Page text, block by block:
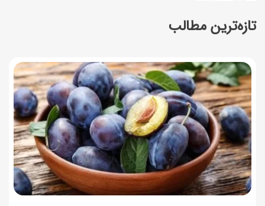
تازه‌ترین مطالبطرز تهیه پنکیک با شیره انگور؛ صبحانه‌ای سالم و انرژی‌بخش
۳۵ لیست غذاهای جدید و متفاوت؛ برای ناهار و مهمانی
14 مرداد 1405
طرز تهیه پش ملبا (پیچ ملبا)؛ دسر کلاسیک هلو و بستنی
13 مرداد 1405
طرز تهیه حلوای بحرینی؛ دسر سنتی خاورمیانه‌ای
13 مرداد 1405